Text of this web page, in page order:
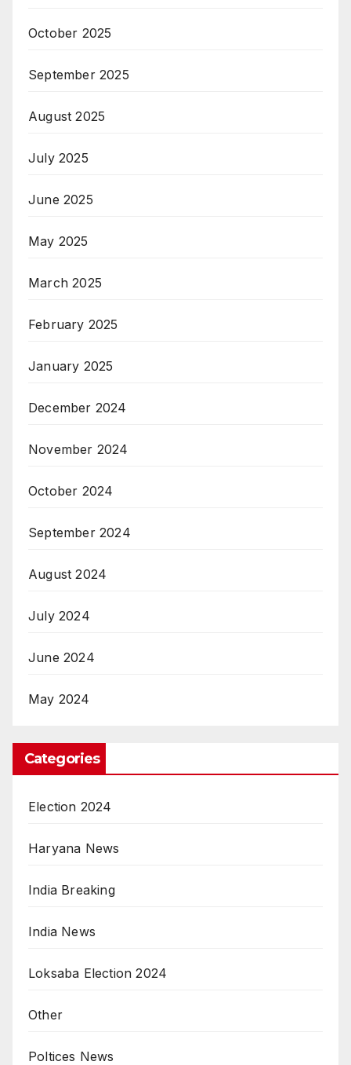
October 2025
September 2025
August 2025
July 2025
June 2025
May 2025
March 2025
February 2025
January 2025
December 2024
November 2024
October 2024
September 2024
August 2024
July 2024
June 2024
May 2024
Categories
Election 2024
Haryana News
India Breaking
India News
Loksaba Election 2024
Other
Poltices News